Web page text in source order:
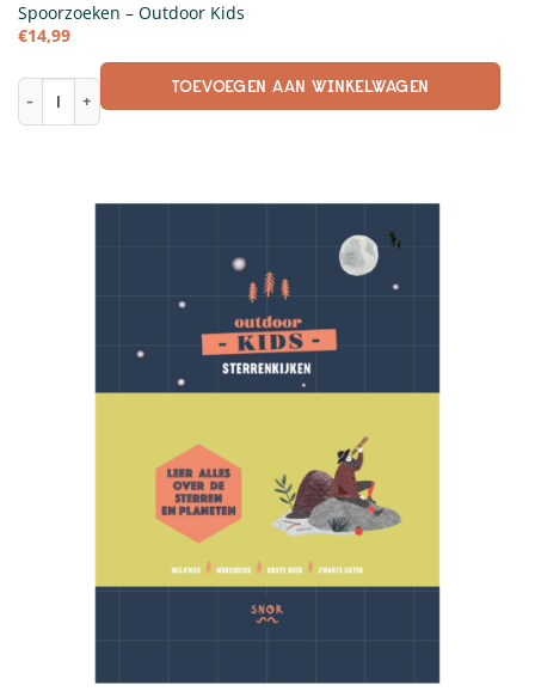
Spoorzoeken – Outdoor Kids
€14,99
Spoorzoeken - Outdoor Kids aantalTOEVOEGEN AAN WINKELWAGEN